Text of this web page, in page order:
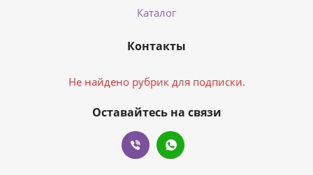
Каталог
Контакты
Не найдено рубрик для подписки.
Оставайтесь на связи